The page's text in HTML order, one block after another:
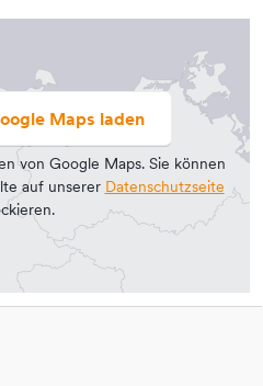
Maps laden
von Google Maps. Sie können
auf unserer Datenschutzseite